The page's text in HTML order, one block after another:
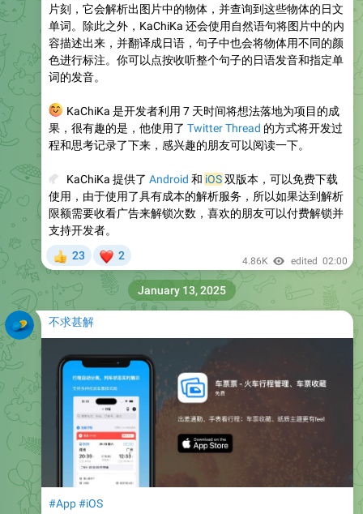
片刻，它会解析出图片中的物体，并查询到这些物体的日文
单词。除此之外，KaChiKa 还会使用自然语句将图片中的内
容描述出来，并翻译成日语，句子中也会将物体用不同的颜
色进行标注。你可以点按收听整个句子的日语发音和指定单
词的发音。
KaChiKa 是开发者利用 7 天时间将想法落地为项目的成
果，很有趣的是，他使用了 Twitter Thread 的方式将开发过
程和思考记录了下来，感兴趣的朋友可以阅读一下。
KaChiKa 提供了 Android 和 iOS双版本，可以免费下载
使用，由于使用了具有成本的解析服务，所以如果达到解析
限额需要收看广告来解锁次数，喜欢的朋友可以付费解锁并
支持开发者。
23 2 4.86K edited 02:00
不求甚解
#App#iOS
January 13, 2025